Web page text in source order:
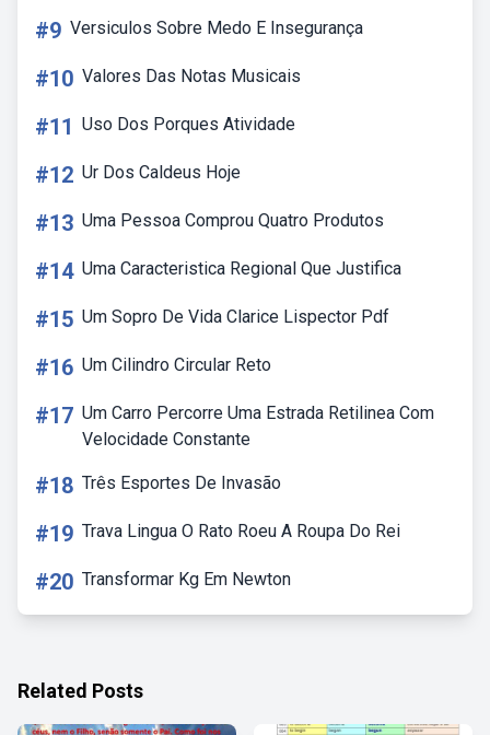
#9 Versiculos Sobre Medo E Insegurança
#10 Valores Das Notas Musicais
#11 Uso Dos Porques Atividade
#12 Ur Dos Caldeus Hoje
#13 Uma Pessoa Comprou Quatro Produtos
#14 Uma Caracteristica Regional Que Justifica
#15 Um Sopro De Vida Clarice Lispector Pdf
#16 Um Cilindro Circular Reto
#17 Um Carro Percorre Uma Estrada Retilinea Com
Velocidade Constante
#18 Três Esportes De Invasão
#19 Trava Lingua O Rato Roeu A Roupa Do Rei
#20 Transformar Kg Em Newton
Related Posts